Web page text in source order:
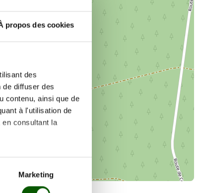
propos des cookies
des
diffuser des
contenu, ainsi que de
à l'utilisation de
consultant la
mètres près
Marketing
×